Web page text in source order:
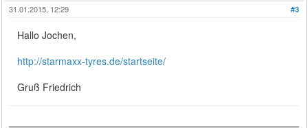
#3
31.01.2015, 12:29
Hallo Jochen,
http://starmaxx-tyres.de/startseite/
Gruß Friedrich